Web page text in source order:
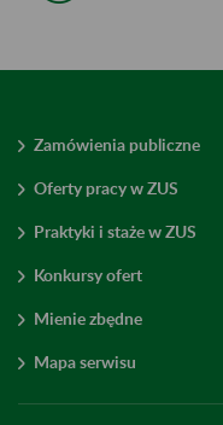
Zamówienia publiczne
Oferty pracy w ZUS
Praktyki i staże w ZUS
Konkursy ofert
Mienie zbędne
Mapa serwisu